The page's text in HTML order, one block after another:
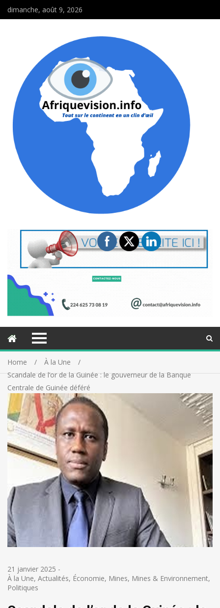
dimanche, août 9, 2026
Home
À la Une
Scandale de l’or de la Guinée : le gouverneur de la Banque
Centrale de Guinée déféré
21 janvier 2025 -
À la Une, Actualités, Économie, Mines, Mines & Environnement,
Politiques